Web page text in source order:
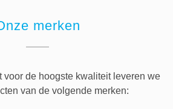
merken
voor de hoogste kwaliteit leveren we
van de volgende merken: